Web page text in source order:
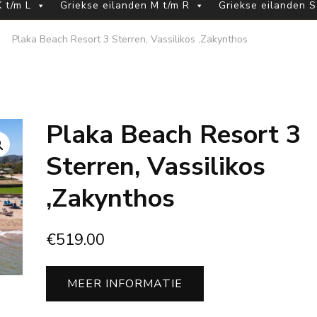
t/m L Griekse eilanden M t/m R Griekse eilanden
Plaka Beach Resort 3 Sterren, Vassilikos ,Zakynthos
Plaka Beach Resort 3
Sterren, Vassilikos
,Zakynthos
€519.00
MEER INFORMATIE